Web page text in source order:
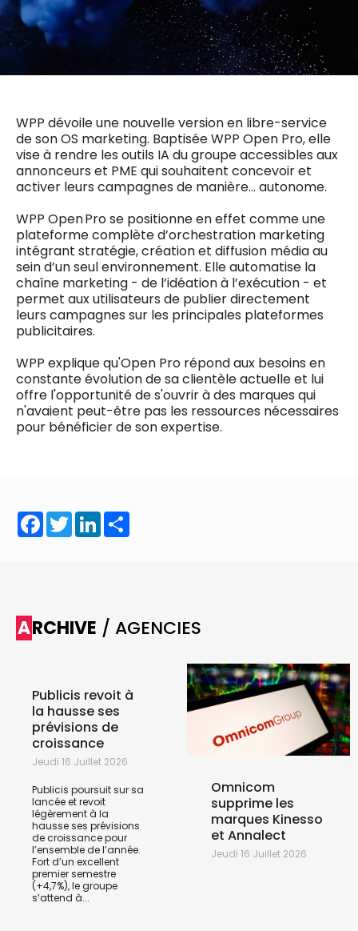
WPP dévoile une nouvelle version en libre-service
de son OS marketing. Baptisée WPP Open Pro, elle
vise à rendre les outils IA du groupe accessibles aux
annonceurs et PME qui souhaitent concevoir et
activer leurs campagnes de manière… autonome.
WPP Open Pro se positionne en effet comme une
plateforme complète d’orchestration marketing
intégrant stratégie, création et diffusion média au
sein d’un seul environnement. Elle automatise la
chaîne marketing - de l’idéation à l’exécution - et
permet aux utilisateurs de publier directement
leurs campagnes sur les principales plateformes
publicitaires.
WPP explique qu'Open Pro répond aux besoins en
constante évolution de sa clientèle actuelle et lui
offre l'opportunité de s'ouvrir à des marques qui
n'avaient peut-être pas les ressources nécessaires
pour bénéficier de son expertise.
Facebook
TwitterLinkedIn
ARCHIVE / AGENCIES
Publicis revoit à
la hausse ses
prévisions de
croissance
Jeudi 16 Juillet 2026
Publicis poursuit sur sa
lancée et revoit
légèrement à la
hausse ses prévisions
de croissance pour
l’ensemble de l’année.
Fort d’un excellent
premier semestre
(+4,7%), le groupe
s’attend à...
Omnicom
supprime les
marques Kinesso
et Annalect
Jeudi 16 Juillet 2026
0498 88 64 89
f.bouchar@mm.be
Griet Byl
Chief Editor
Damien Lemaire
0477 37 31 65
d.lemaire@mm.be
VALIDER
NOTRE CONTENU DIGITAL :
Daily
access
5 x week
MM e - News
1 x week
MM Brunch
1 x week
MM Tech
10 x year
MM Best of
10 x year
MM Blue
4 x year
MM Magazine
(digital)
Des questions ?